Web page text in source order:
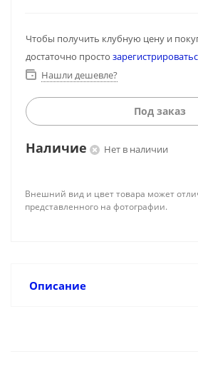
Чтобы получить клубную цену и
достаточно просто
Нашли дешевле?
Под заказ
Наличие Нет в наличии
Внешний вид и цвет товара может
представленного на фотографии.
Описание